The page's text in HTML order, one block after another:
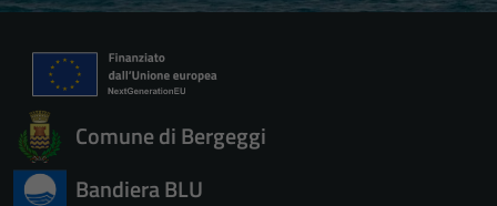
Comune di Bergeggi
Bandiera BLU